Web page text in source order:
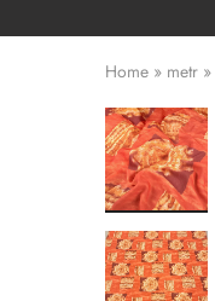
Home » metr »